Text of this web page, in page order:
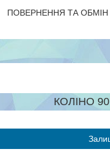
ПОВЕРНЕННЯ ТА ОБМІН
КОЛІНО